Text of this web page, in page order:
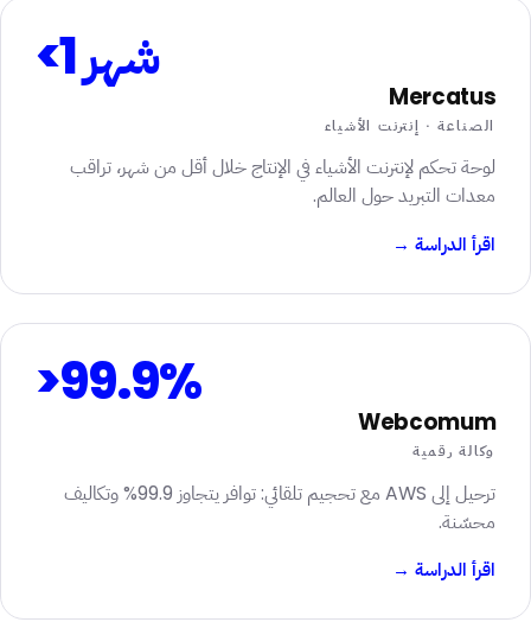
<1 شهر
Mercatus
الصناعة · إنترنت الأشياء
لوحة تحكم لإنترنت الأشياء في الإنتاج خلال أقل من شهر، تراقب
معدات التبريد حول العالم.
اقرأ الدراسة →
>99.9%
Webcomum
وكالة رقمية
ترحيل إلى AWS مع تحجيم تلقائي: توافر يتجاوز 99.9% وتكاليف
محسّنة.
اقرأ الدراسة →